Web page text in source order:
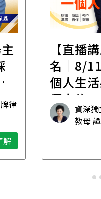
律
解
【直播
名｜8/
個人生
個人住
想清楚！
資深
教母